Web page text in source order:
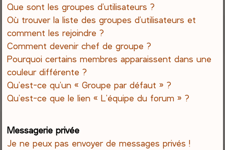
Que sont les groupes d’utilisateurs ?
Où trouver la liste des groupes d’utilisateurs et
comment les rejoindre ?
Comment devenir chef de groupe ?
Pourquoi certains membres apparaissent dans une
couleur différente ?
Qu’est-ce qu’un « Groupe par défaut » ?
Qu’est-ce que le lien « L’équipe du forum » ?
Messagerie privée
Je ne peux pas envoyer de messages privés !